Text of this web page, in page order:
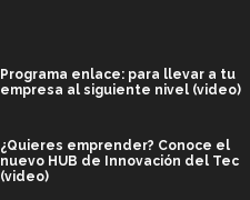
Programa enlace: para llevar a tu
empresa al siguiente nivel (video)
¿Quieres emprender? Conoce el
nuevo HUB de Innovación del Tec
(video)